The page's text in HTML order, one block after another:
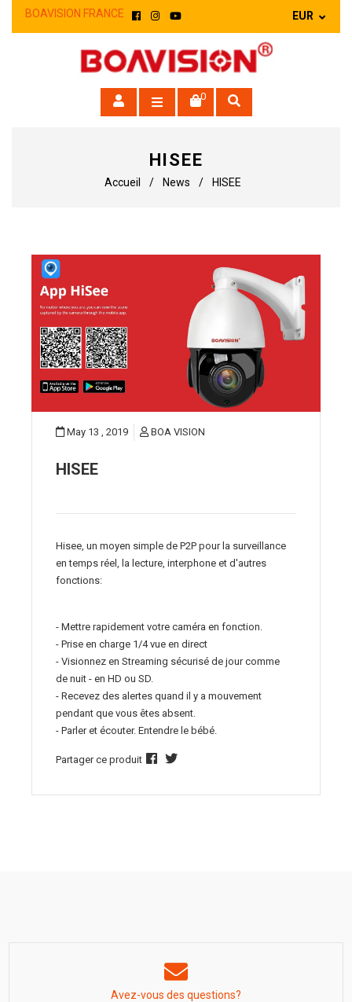
BOAVISION FRANCE FacebookInstagram
0
HISEE
Accueil / News / HISEE
May 13 , 2019 BOA VISION
HISEE
Hisee, un moyen simple de P2P pour la surveillance
en temps réel, la lecture, interphone et d'autres
fonctions:
- Mettre rapidement votre caméra en fonction.
- Prise en charge 1/4 vue en direct
- Visionnez en Streaming sécurisé de jour comme
de nuit - en HD ou SD.
- Recevez des alertes quand il y a mouvement
pendant que vous êtes absent.
- Parler et écouter. Entendre le bébé.
Partager ce produit
Avez-vous des questions?